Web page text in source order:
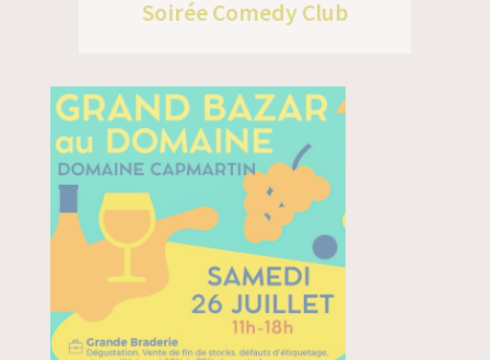
Soirée Comedy Club